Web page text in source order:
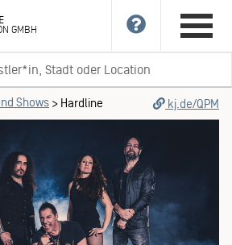
GMBH
Shows > Hardline kj.de/QPM